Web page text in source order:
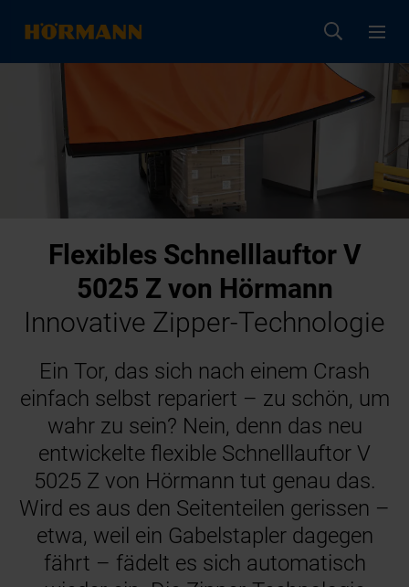
Flexibles Schnelllauftor V
5025 Z von Hörmann
Innovative Zipper-Technologie
Ein Tor, das sich nach einem Crash
einfach selbst repariert – zu schön, um
wahr zu sein? Nein, denn das neu
entwickelte flexible Schnelllauftor V
5025 Z von Hörmann tut genau das.
Wird es aus den Seitenteilen gerissen –
etwa, weil ein Gabelstapler dagegen
fährt – fädelt es sich automatisch